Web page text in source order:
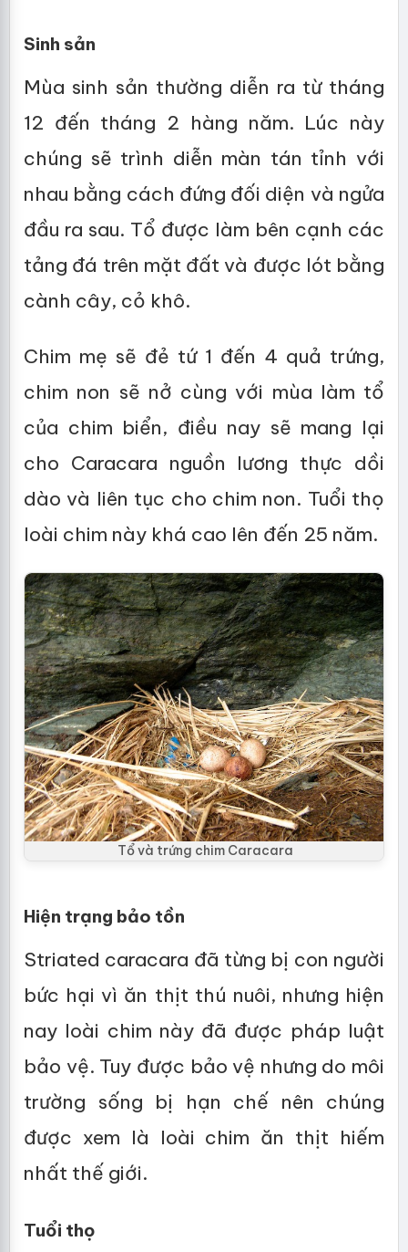
Sinh sản
Mùa sinh sản thường diễn ra từ tháng
12 đến tháng 2 hàng năm. Lúc này
chúng sẽ trình diễn màn tán tỉnh với
nhau bằng cách đứng đối diện và ngửa
đầu ra sau. Tổ được làm bên cạnh các
tảng đá trên mặt đất và được lót bằng
cành cây, cỏ khô.
Chim mẹ sẽ đẻ tứ 1 đến 4 quả trứng,
chim non sẽ nở cùng với mùa làm tổ
của chim biển, điều nay sẽ mang lại
cho Caracara nguồn lương thực dồi
dào và liên tục cho chim non. Tuổi thọ
loài chim này khá cao lên đến 25 năm.
Tổ và trứng chim Caracara
Hiện trạng bảo tồn
Striated caracara đã từng bị con người
bức hại vì ăn thịt thú nuôi, nhưng hiện
nay loài chim này đã được pháp luật
bảo vệ. Tuy được bảo vệ nhưng do môi
trường sống bị hạn chế nên chúng
được xem là loài chim ăn thịt hiếm
nhất thế giới.
Tuổi thọ